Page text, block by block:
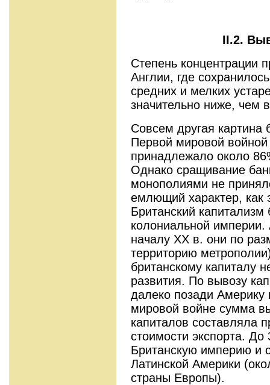
II.2.
Степень концентрации
Англии, где
средних и мелких
значительно ниже,
Совсем другая
Первой мировой
принадлежало около
Однако сращивание
монополиями не
емлющий характер,
Британ­ский капитализм
колониальной империи.
началу XX в. они по
территорию
британскому капиталу
развития. По вывозу
далеко позади
мировой войне сумма
капиталов составляла
стоимости экспорта.
Британскую империю и
Латинской Америки
страны Европы).